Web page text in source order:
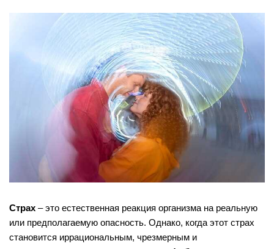
Страх – это естественная реакция организма на реальную
или предполагаемую опасность. Однако, когда этот страх
становится иррациональным, чрезмерным и